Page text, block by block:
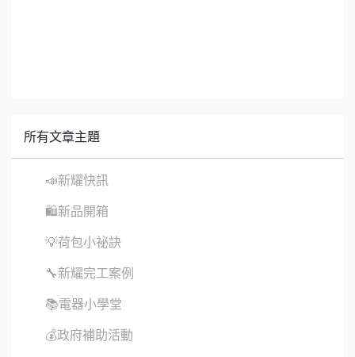
所有文章主題
📣新耀快訊
🛍新品開箱
💡荷包小祕訣
🔧新耀完工案例
📚電器小學堂
💰政府補助活動